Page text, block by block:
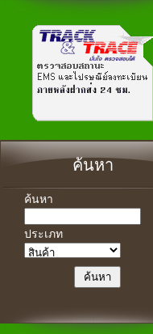
ค้นหา
ค้นหา
ประเภท